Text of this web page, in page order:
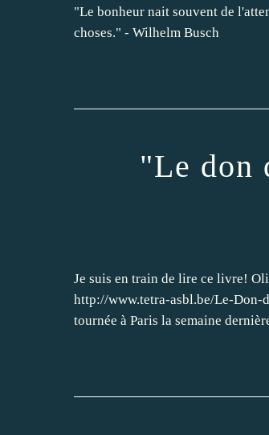
"Le bonheur nait souvent de
choses." - Wilhelm Busch
"Le don
Je suis en train de lire ce livre!
http://www.tetra-asbl.be/Le-Don-
tournée à Paris la semaine